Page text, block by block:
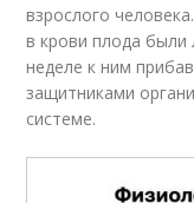
взрослого
в крови плода были
неделе к ним
защитниками
системе.